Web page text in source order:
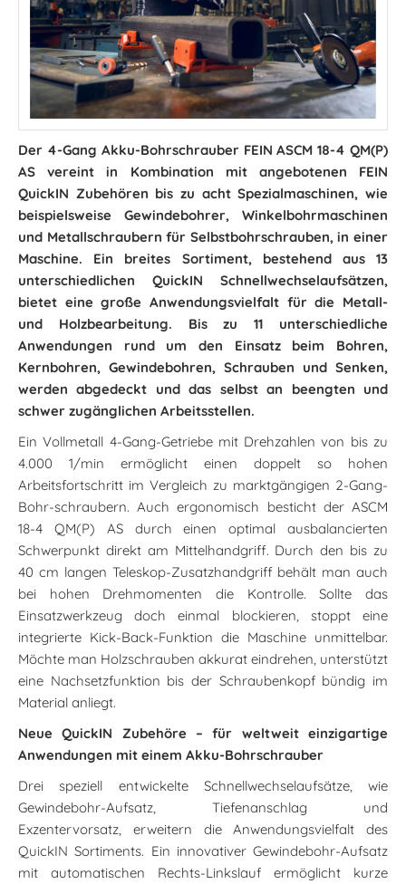
Der 4-Gang Akku-Bohrschrauber FEIN ASCM 18-4 QM(P)
AS vereint in Kombination mit angebotenen FEIN
QuickIN Zubehören bis zu acht Spezialmaschinen, wie
beispielsweise Gewindebohrer, Winkelbohrmaschinen
und Metallschraubern für Selbstbohrschrauben, in einer
Maschine. Ein breites Sortiment, bestehend aus 13
unterschiedlichen QuickIN Schnellwechselaufsätzen,
bietet eine große Anwendungsvielfalt für die Metall-
und Holzbearbeitung. Bis zu 11 unterschiedliche
Anwendungen rund um den Einsatz beim Bohren,
Kernbohren, Gewindebohren, Schrauben und Senken,
werden abgedeckt und das selbst an beengten und
schwer zugänglichen Arbeitsstellen.
Ein Vollmetall 4-Gang-Getriebe mit Drehzahlen von bis zu
4.000 1/min ermöglicht einen doppelt so hohen
Arbeitsfortschritt im Vergleich zu marktgängigen 2-Gang-
Bohr-schraubern. Auch ergonomisch besticht der ASCM
18-4 QM(P) AS durch einen optimal ausbalancierten
Schwerpunkt direkt am Mittelhandgriff. Durch den bis zu
40 cm langen Teleskop-Zusatzhandgriff behält man auch
bei hohen Drehmomenten die Kontrolle. Sollte das
Einsatzwerkzeug doch einmal blockieren, stoppt eine
integrierte Kick-Back-Funktion die Maschine unmittelbar.
Möchte man Holzschrauben akkurat eindrehen, unterstützt
eine Nachsetzfunktion bis der Schraubenkopf bündig im
Material anliegt.
Neue QuickIN Zubehöre – für weltweit einzigartige
Anwendungen mit einem Akku-Bohrschrauber
Drei speziell entwickelte Schnellwechselaufsätze, wie
Gewindebohr-Aufsatz, Tiefenanschlag und
Exzentervorsatz, erweitern die Anwendungsvielfalt des
QuickIN Sortiments. Ein innovativer Gewindebohr-Aufsatz
mit automatischen Rechts-Linkslauf ermöglicht kurze